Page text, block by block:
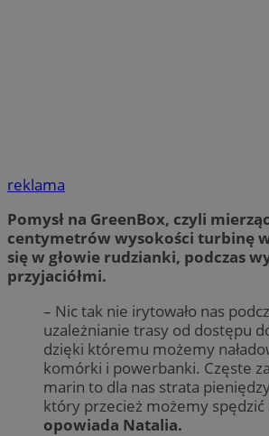
reklama
Pomysł na GreenBox, czyli
centymetrów wysokości turbinę
się w głowie rudzianki, podczas
przyjaciółmi.
– Nic tak nie irytowało nas
uzależnianie trasy od dostępu
dzięki któremu możemy
komórki i powerbanki. Częste
marin to dla nas strata
który przecież możemy spędzić
opowiada Natalia.